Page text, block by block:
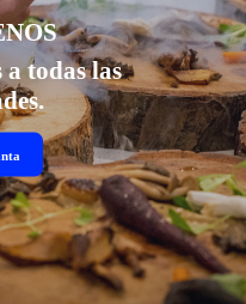
a todas las